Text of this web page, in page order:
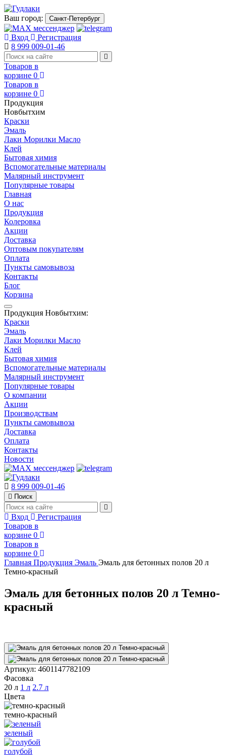
Ваш город: Санкт-Петербург
Вход
Регистрация
8 999 009-01-46
Товаров в
корзине 0
Товаров в
корзине 0
Продукция
Новбытхим
Краски
Эмаль
Лаки Морилки Масло
Клей
Бытовая химия
Вспомогательные материалы
Малярный инструмент
Популярные товары
Главная
О нас
Продукция
Колеровка
Акции
Доставка
Оптовым покупателям
Оплата
Пункты самовывоза
Контакты
Блог
Корзина
Продукция Новбытхим:
Краски
Эмаль
Лаки Морилки Масло
Клей
Бытовая химия
Вспомогательные материалы
Малярный инструмент
Популярные товары
О компании
Акции
Производствам
Пункты самовывоза
Доставка
Оплата
Контакты
Новости
8 999 009-01-46
Поиск
Вход
Регистрация
Товаров в
корзине 0
Товаров в
корзине 0
Главная Продукция Эмаль Эмаль для бетонных полов 20 л
Темно-красный
Эмаль для бетонных полов 20 л Темно-
красный
Артикул: 4601147782109
Фасовка
20 л 1 л 2.7 л
Цвета
темно-красный
зеленый
голубой